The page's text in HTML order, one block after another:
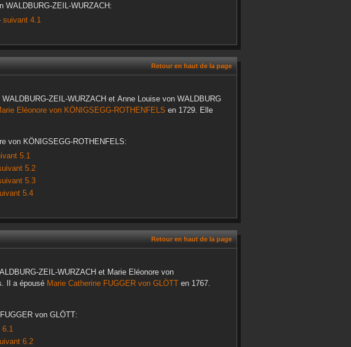
WALDBURG-ZEIL-WURZACH :
suivant 4.1
Retour en haut de la page
WALDBURG-ZEIL-WURZACH et Anne Louise von WALDBURG
Eléonore von KÖNIGSEGG-ROTHENFELS en 1729. Elle
von KÖNIGSEGG-ROTHENFELS:
5.1
5.2
5.3
5.4
Retour en haut de la page
ZEIL-WURZACH et Marie Eléonore von
Il a épousé Marie Catherine FUGGER von GLÖTT en 1767.
FUGGER von GLÖTT:
6.1
6.2